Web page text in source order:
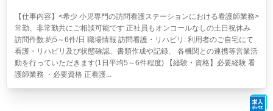
【仕事内容】<希少 小児専門の訪問看護ステーションにおける看護師業務>
常勤、非常勤共にご相談可能です 正社員もオンコールなしの土日祝休み
訪問件数:約5～6件/日 職場情報 訪問看護・リハビリ: 利用者のご自宅にて
看護・リハビリ及び状態確認、書類作成や記録、 各機関との連携等営業活
動を行っていただきます(1日平均5～6件程度) 【経験・資格】必要経験 看
護師業務 ・必要資格 正看護...